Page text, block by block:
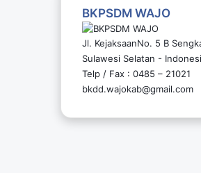
BKPSDM WAJO
Jl. KejaksaanNo. 5 B
Sulawesi Selatan -
Telp / Fax : 0485 – 21021
bkdd.wajokab@gmail.com